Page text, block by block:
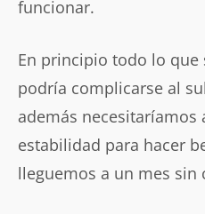
funcionar.
En principio todo lo que
podría complicarse al
además necesitaríamos
estabilidad para hacer
lleguemos a un mes sin